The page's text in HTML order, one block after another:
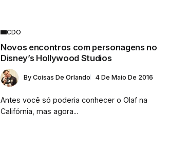
CDO
Novos encontros com personagens no
Disney’s Hollywood Studios
By Coisas De Orlando 4 De Maio De 2016
Antes você só poderia conhecer o Olaf na
Califórnia, mas agora...